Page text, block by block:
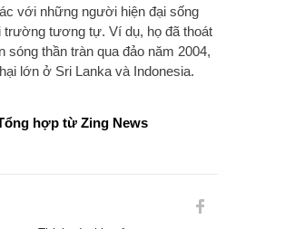
với những người hiện đại sống
trường tương tự. Ví dụ, họ đã thoát
sóng thần tràn qua đảo năm 2004,
lớn ở Sri Lanka và Indonesia.
hợp từ Zing News